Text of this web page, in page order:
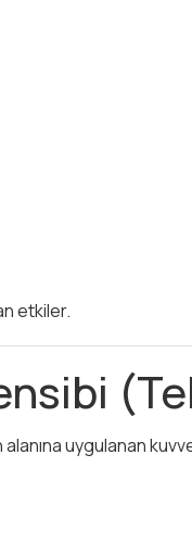
etkiler.
alanına uygulanan